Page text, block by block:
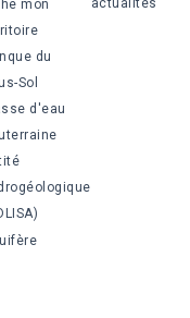
mon
du
Sol
d'eau
actualités